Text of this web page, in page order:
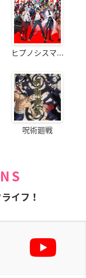
ヒプノシスマ...
呪術廻戦
イフ！